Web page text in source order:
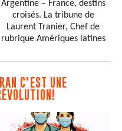
Argentine – France, destins
croisés. La tribune de
Laurent Tranier, Chef de
rubrique Amériques latines
IRAN C'EST UNE